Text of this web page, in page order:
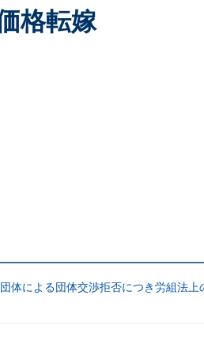
格転嫁
体による団体交渉拒否につき労組法